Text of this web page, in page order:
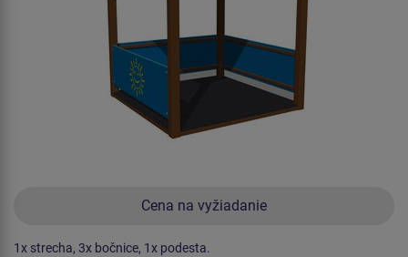
Cena na vyžiadanie
1x strecha, 3x bočnice, 1x podesta.